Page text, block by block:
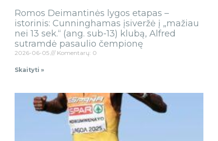
Romos Deimantinės lygos etapas –
istorinis: Cunninghamas įsiveržė į „mažiau
nei 13 sek.“ (ang. sub-13) klubą, Alfred
sutramdė pasaulio čempionę
2026-06-05 Komentarų: 0
Skaityti »